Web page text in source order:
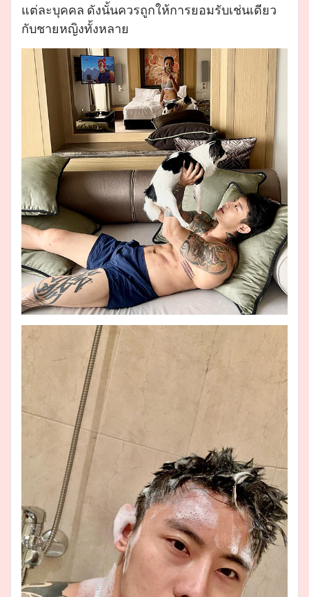
แต่ละบุคคล ดังนั้นควรถูกให้การยอมรับเช่นเดียว
กับชายหญิงทั้งหลาย